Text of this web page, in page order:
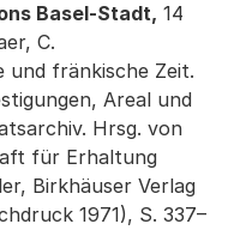
Basel-Stadt, 14
C.
und fränkische Zeit.
Areal und
Hrsg. von
für Erhaltung
Birkhäuser Verlag
1971), S. 337–